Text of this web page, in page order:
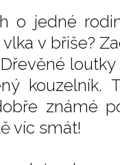
o jedné
v břiše?
kouzelník.
známé
víc smát!